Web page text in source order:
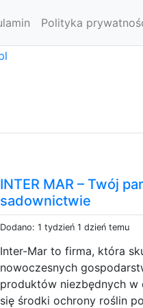
Polityka
INTER MAR – Twój
sadownictwie
Dodano: 1 tydzień 1 dzień temu
Inter-Mar to firma, która
nowoczesnych
produktów niezbędnych w
się środki ochrony roślin